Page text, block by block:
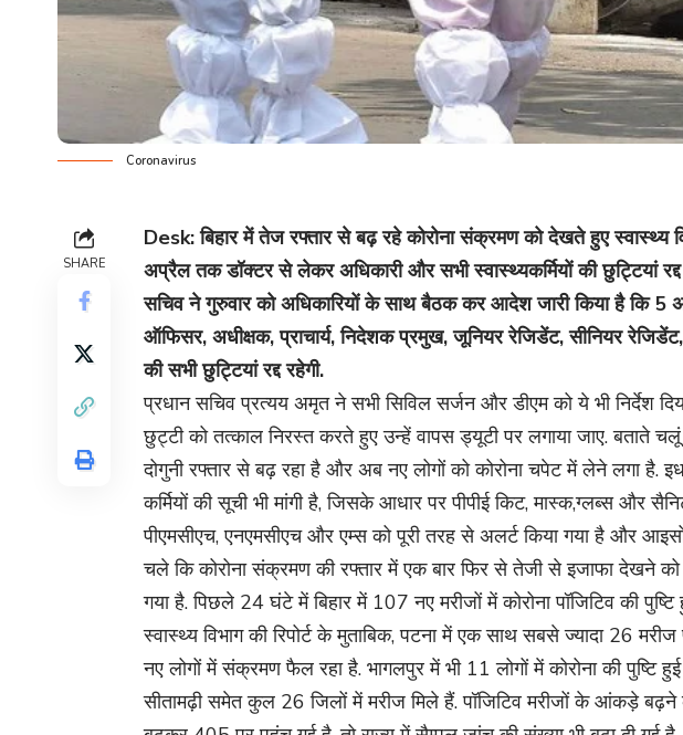
Coronavirus
SHARE
Desk: बिहार में तेज रफ्तार से बढ़ रहे कोरोना संक्रमण को देखते हुए
अप्रैल तक डॉक्टर से लेकर अधिकारी और सभी स्वास्थ्यकर्मियों की छुट्टियां
सचिव ने गुरुवार को अधिकारियों के साथ बैठक कर आदेश जारी किया है कि 5
ऑफिसर, अधीक्षक, प्राचार्य, निदेशक प्रमुख, जूनियर रेजिडेंट, सीनियर रेजिडेंट,
की सभी छुट्टियां रद्द रहेगी.
प्रधान सचिव प्रत्यय अमृत ने सभी सिविल सर्जन और डीएम को ये भी निर्देश
छुट्टी को तत्काल निरस्त करते हुए उन्हें वापस ड्यूटी पर लगाया जाए. बताते चलूं
दोगुनी रफ्तार से बढ़ रहा है और अब नए लोगों को कोरोना चपेट में लेने लगा है.
कर्मियों की सूची भी मांगी है, जिसके आधार पर पीपीई किट, मास्क,ग्लब्स और
पीएमसीएच, एनएमसीएच और एम्स को पूरी तरह से अलर्ट किया गया है और
चले कि कोरोना संक्रमण की रफ्तार में एक बार फिर से तेजी से इजाफा देखने
गया है. पिछले 24 घंटे में बिहार में 107 नए मरीजों में कोरोना पॉजिटिव की
स्वास्थ्य विभाग की रिपोर्ट के मुताबिक, पटना में एक साथ सबसे ज्यादा 26
नए लोगों में संक्रमण फैल रहा है. भागलपुर में भी 11 लोगों में कोरोना की पुष्टि
सीतामढ़ी समेत कुल 26 जिलों में मरीज मिले हैं. पॉजिटिव मरीजों के आंकड़े बढ़ने